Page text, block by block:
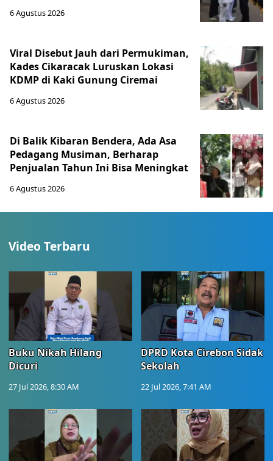
6 Agustus 2026
Viral Disebut Jauh dari Permukiman,
Kades Cikaracak Luruskan Lokasi
KDMP di Kaki Gunung Ciremai
6 Agustus 2026
Di Balik Kibaran Bendera, Ada Asa
Pedagang Musiman, Berharap
Penjualan Tahun Ini Bisa Meningkat
6 Agustus 2026
Video Terbaru
Buku Nikah Hilang
Dicuri
27 Jul 2026, 8:30 AM
DPRD Kota Cirebon Sidak
Sekolah
22 Jul 2026, 7:41 AM